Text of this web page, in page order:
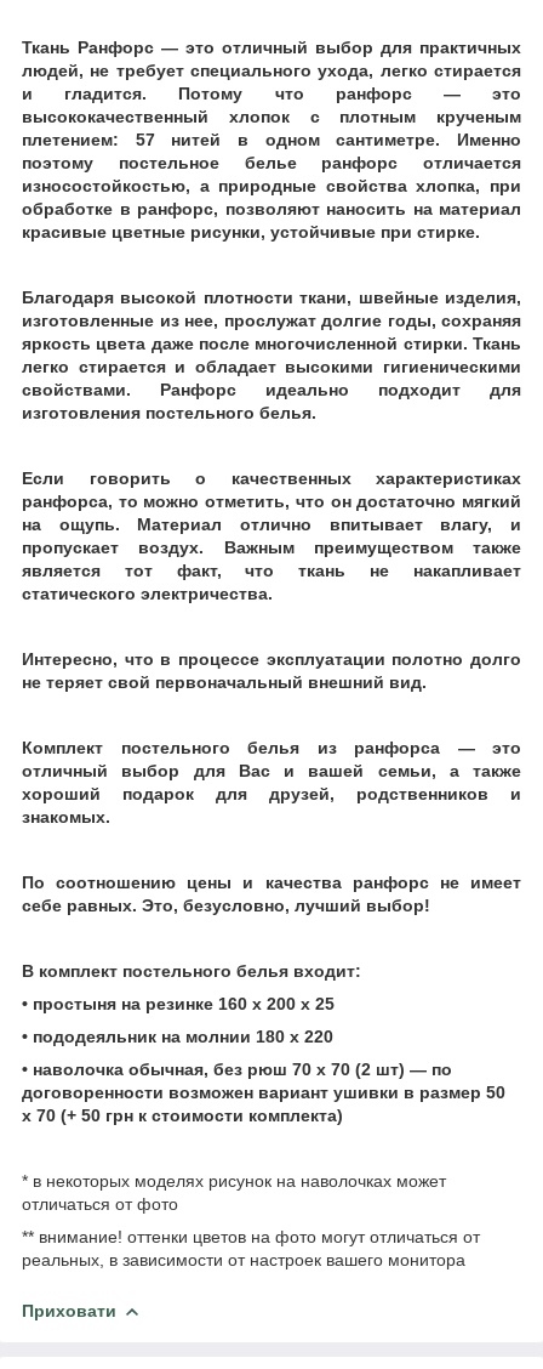
Ткань Ранфорс ― это отличный выбор для практичных
людей, не требует специального ухода, легко стирается
и
гладится. Потому что ранфорс ― это
высококачественный хлопок с плотным крученым
плетением: 57 нитей в одном сантиметре. Именно
поэтому постельное белье ранфорс отличается
износостойкостью, а природные свойства хлопка, при
обработке в ранфорс, позволяют наносить на материал
красивые цветные рисунки, устойчивые при стирке.
Благодаря высокой плотности ткани, швейные изделия,
изготовленные из нее, прослужат долгие годы, сохраняя
яркость цвета даже после многочисленной стирки. Ткань
легко стирается и обладает высокими гигиеническими
свойствами. Ранфорс идеально подходит для
изготовления постельного белья.
Если говорить о качественных характеристиках
ранфорса, то можно отметить, что он достаточно мягкий
на ощупь. Материал отлично впитывает влагу, и
пропускает воздух. Важным преимуществом также
является тот факт, что ткань не накапливает
статического электричества.
Интересно, что в процессе эксплуатации полотно долго
не теряет свой первоначальный внешний вид.
Комплект постельного белья из ранфорса
― это
отличный выбор для Вас и вашей семьи, а также
хороший подарок для друзей, родственников и
знакомых.
По соотношению цены и качества ранфорс не имеет
себе равных. Это, безусловно, лучший выбор!
В комплект постельного белья входит:
• простыня на резинке 160 х 200 х 25
• пододеяльник на молнии 180 х 220
• наволочка обычная, без рюш 70 х 70 (2 шт) ― по
договоренности возможен вариант ушивки в размер 50
х 70 (+ 50 грн к стоимости комплекта)
* в некоторых моделях рисунок на наволочках может
отличаться от фото
** внимание! оттенки цветов на фото могут отличаться от
реальных, в зависимости от настроек вашего монитора
Приховати